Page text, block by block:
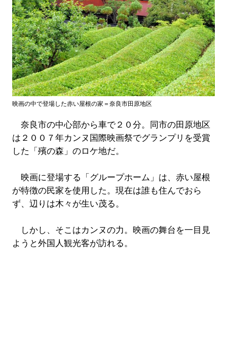
映画の中で登場した赤い屋根の家＝奈良市田原地区
奈良市の中心部から車で２０分。同市の田原地区
は２００７年カンヌ国際映画祭でグランプリを受賞
した「殯の森」のロケ地だ。
映画に登場する「グループホーム」は、赤い屋根
が特徴の民家を使用した。現在は誰も住んでおら
ず、辺りは木々が生い茂る。
しかし、そこはカンヌの力。映画の舞台を一目見
ようと外国人観光客が訪れる。